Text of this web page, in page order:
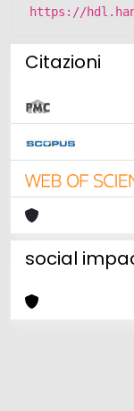
https://
Citazioni
social